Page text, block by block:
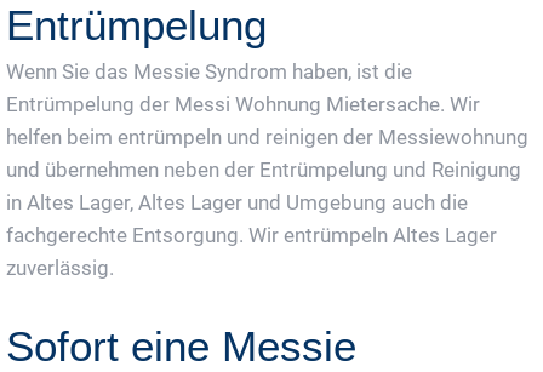
Entrümpelung
Wenn Sie das Messie Syndrom haben, ist die
Entrümpelung der Messi Wohnung Mietersache. Wir
helfen beim entrümpeln und reinigen der Messiewohnung
und übernehmen neben der Entrümpelung und Reinigung
in Altes Lager, Altes Lager und Umgebung auch die
fachgerechte Entsorgung. Wir entrümpeln Altes Lager
zuverlässig.
Sofort eine Messie